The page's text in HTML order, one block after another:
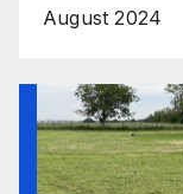
August 2024